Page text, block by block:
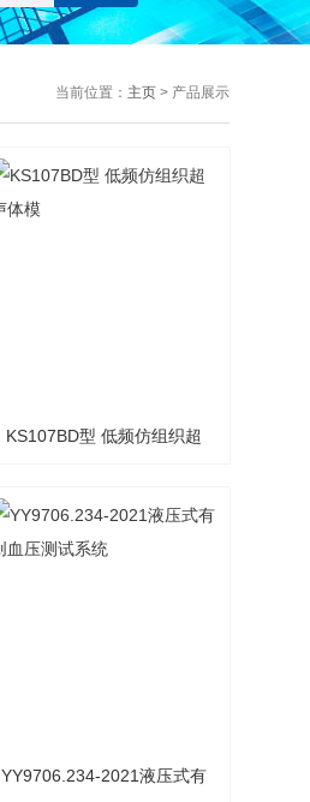
当前位置： 主页> 产品展示
KS107BD型 低频仿组织超
YY9706.234-2021液压式有